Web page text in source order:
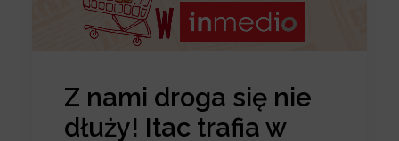
Z nami droga się nie
dłuży! Itac trafia w